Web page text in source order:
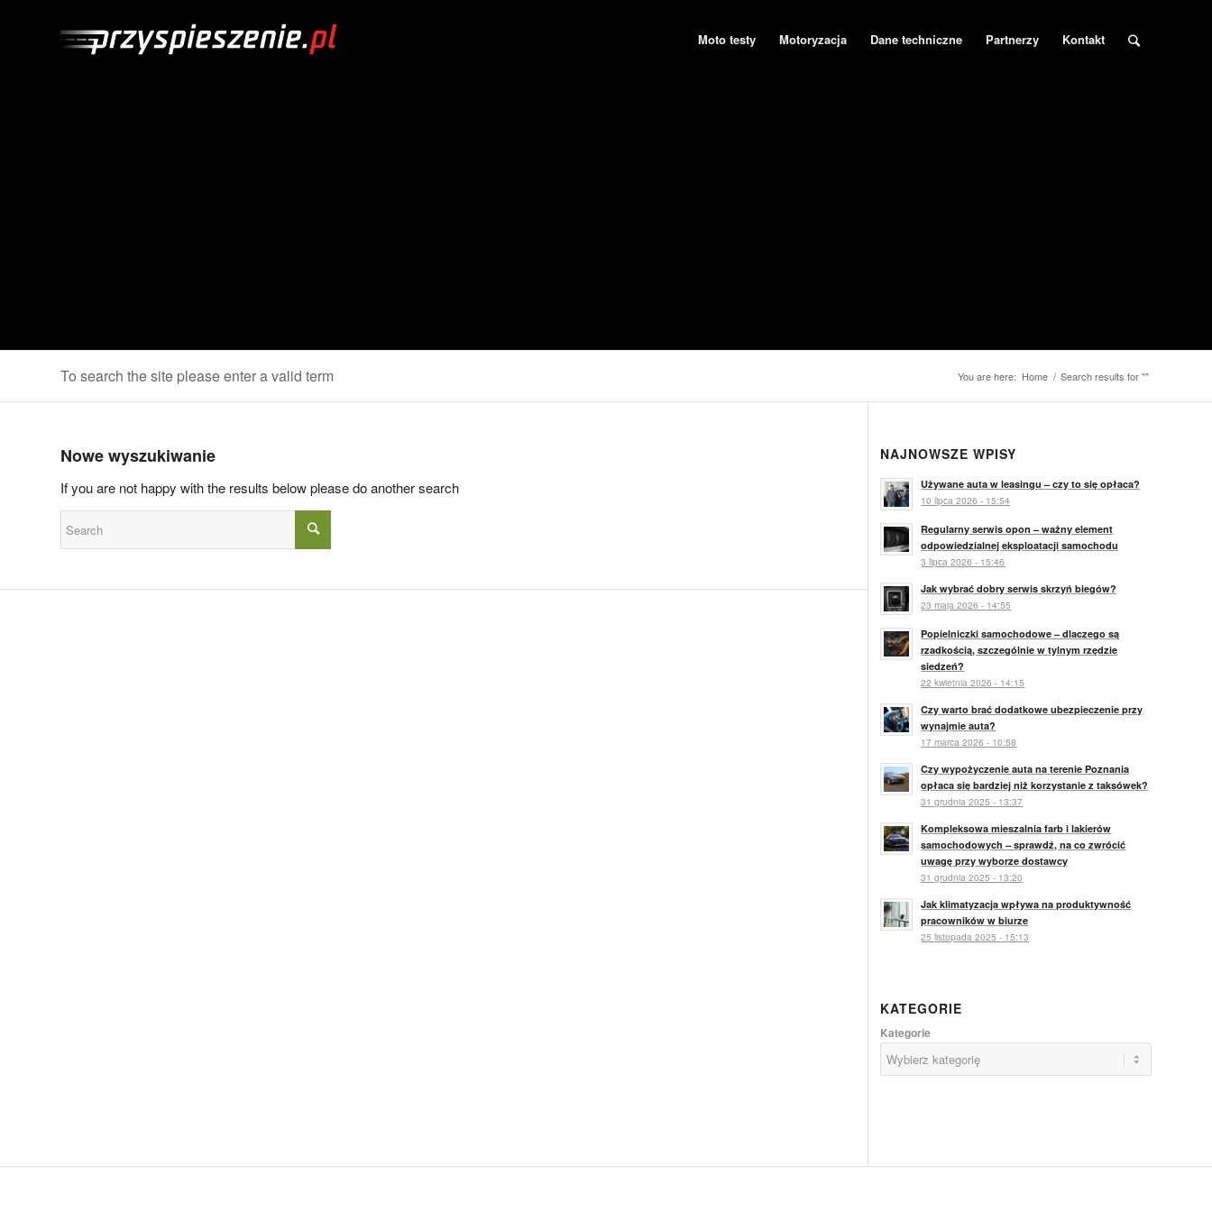
Moto testy Motoryzacja Dane techniczne Partnerzy Kontakt
To search the site please enter a valid term You are here: Home / Search results for ""
Nowe wyszukiwanie
If you are not happy with the results below please do another search
NAJNOWSZE WPISY
Używane auta w leasingu – czy to się opłaca?
10 lipca 2026 - 15:54
Regularny serwis opon – ważny element
odpowiedzialnej eksploatacji samochodu
3 lipca 2026 - 15:46
Jak wybrać dobry serwis skrzyń biegów?
23 maja 2026 - 14:55
Popielniczki samochodowe – dlaczego są
rzadkością, szczególnie w tylnym rzędzie
siedzeń?
22 kwietnia 2026 - 14:15
Czy warto brać dodatkowe ubezpieczenie przy
wynajmie auta?
17 marca 2026 - 10:58
Czy wypożyczenie auta na terenie Poznania
opłaca się bardziej niż korzystanie z taksówek?
31 grudnia 2025 - 13:37
Kompleksowa mieszalnia farb i lakierów
samochodowych – sprawdź, na co zwrócić
uwagę przy wyborze dostawcy
31 grudnia 2025 - 13:20
Jak klimatyzacja wpływa na produktywność
pracowników w biurze
25 listopada 2025 - 15:13
KATEGORIE
Kategorie